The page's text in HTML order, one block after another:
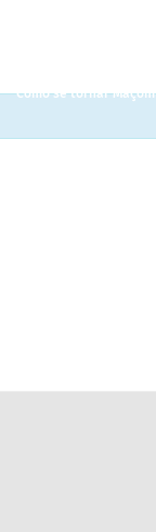
Como se tornar Maçom